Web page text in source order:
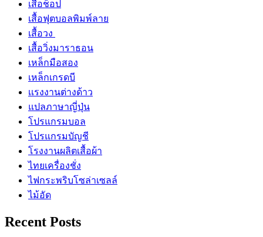
เสื้อช็อป
เสื้อฟุตบอลพิมพ์ลาย
เสื้อวง
เสื้อวิ่งมาราธอน
เหล็กมือสอง
เหล็กเกรดบี
เเรงงานต่างด้าว
แปลภาษาญี่ปุ่น
โปรแกรมบอล
โปรแกรมบัญชี
โรงงานผลิตเสื้อผ้า
ไทยเครื่องชั่ง
ไฟกระพริบโซล่าเซลล์
ไม้อัด
Recent Posts